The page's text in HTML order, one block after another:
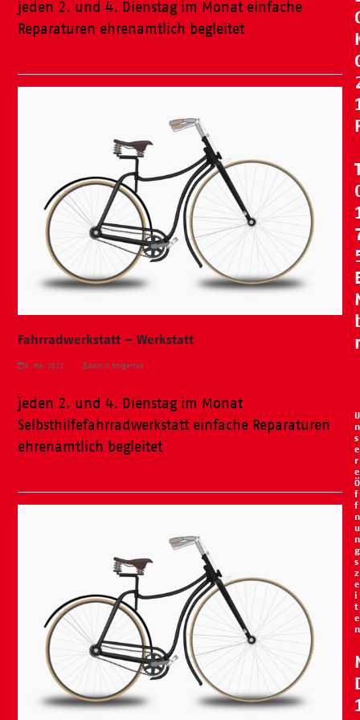
jeden 2. und 4. Dienstag im Monat einfache
Reparaturen ehrenamtlich begleitet
Fahrradwerkstatt – Werkstatt
3. Mai 2022 Admin Börgerhus
jeden 2. und 4. Dienstag im Monat
Selbsthilfefahrradwerkstatt einfache Reparaturen
ehrenamtlich begleitet
U
n
s
e
r
e
Ö
f
f
n
u
n
g
s
z
e
i
t
e
n